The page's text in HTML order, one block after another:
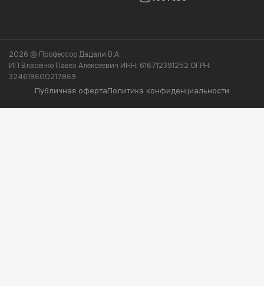
2026 © Профессор Дадали В.А.
ИП Власенко Павел Алексеевич ИНН: 616712391252 ОГРН:
324619600217869
Публичная офертаПолитика конфиденциальности